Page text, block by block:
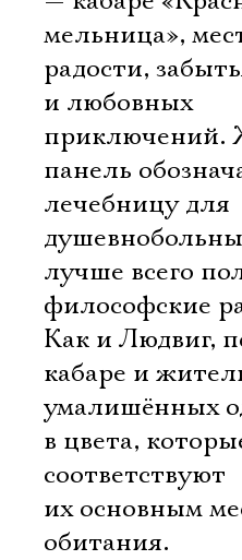
мельница»,
радости,
и любовных
приключений.
панель
лечебницу для
лучше всего
философские
Как и Людвиг,
кабаре и
умалишённых
в цвета,
соответствуют
их основным
обитания.